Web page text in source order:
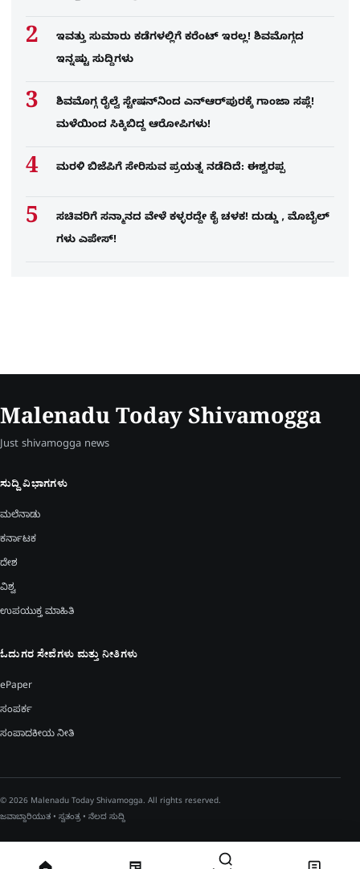
ಇವತ್ತು ಸುಮಾರು ಕಡೆಗಳಲ್ಲಿಗೆ ಕರೆಂಟ್ ಇರಲ್ಲ! ಶಿವಮೊಗ್ಗದ
ಇನ್ನಷ್ಟು ಸುದ್ದಿಗಳು
ಶಿವಮೊಗ್ಗ ರೈಲ್ವೆ ಸ್ಟೇಷನ್​​ನಿಂದ ಎನ್​ಆರ್​ಪುರಕ್ಕೆ ಗಾಂಜಾ ಸಪ್ಲೆ!
ಮಳೆಯಿಂದ ಸಿಕ್ಕಿಬಿದ್ದ ಆರೋಪಿಗಳು!
ಮರಳಿ ಬಿಜೆಪಿಗೆ ಸೇರಿಸುವ ಪ್ರಯತ್ನ ನಡೆದಿದೆ: ಈಶ್ವರಪ್ಪ
ಸಚಿವರಿಗೆ ಸನ್ಮಾನದ ವೇಳೆ ಕಳ್ಳರದ್ದೇ ಕೈ ಚಳಕ! ದುಡ್ಡು , ಮೊಬೈಲ್​
ಗಳು ಎಪೇಸ್!
Malenadu Today Shivamogga
Just shivamogga news
ಸುದ್ದಿ ವಿಭಾಗಗಳು
ಮಲೆನಾಡು
ಕರ್ನಾಟಕ
ದೇಶ
ವಿಶ್ವ
ಉಪಯುಕ್ತ ಮಾಹಿತಿ
ಓದುಗರ ಸೇವೆಗಳು ಮತ್ತು ನೀತಿಗಳು
ePaper
ಸಂಪರ್ಕ
ಸಂಪಾದಕೀಯ ನೀತಿ
© 2026 Malenadu Today Shivamogga. All rights reserved.
ಜವಾಬ್ದಾರಿಯುತ • ಸ್ವತಂತ್ರ • ನೆಲದ ಸುದ್ದಿ